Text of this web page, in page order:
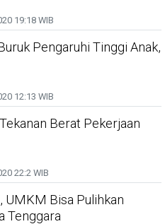
19:18 WIB
Pengaruhi Tinggi Anak,
12:13 WIB
Berat Pekerjaan
22:2 WIB
UMKM Bisa Pulihkan
Tenggara